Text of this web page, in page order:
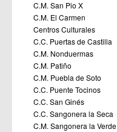
C.M. San Pio X
C.M. El Carmen
Centros Culturales
C.C. Puertas de Castilla
C.M. Nonduermas
C.M. Patiño
C.M. Puebla de Soto
C.C. Puente Tocinos
C.C. San Ginés
C.C. Sangonera la Seca
C.M. Sangonera la Verde